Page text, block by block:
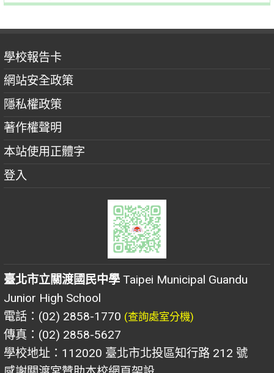
學校報告卡
網站安全政策
隱私權政策
著作權聲明
本站使用正體字
登入
臺北市立關渡國民中學 Taipei Municipal Guandu
Junior High School
電話：(02) 2858-1770 (查詢處室分機)
傳真：(02) 2858-5627
學校地址：112020 臺北市北投區知行路 212 號